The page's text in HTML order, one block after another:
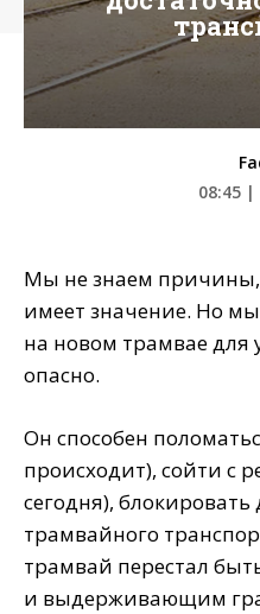
08:45 |
Мы не знаем причины,
имеет значение. Но
на новом трамвае для
опасно.
Он способен
происходит), сойти с
сегодня),
трамвайного
трамвай перестал
и выдерживающим